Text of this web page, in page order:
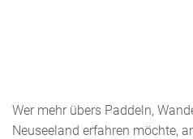
Wer mehr übers Paddeln,
Neuseeland erfahren möchte,